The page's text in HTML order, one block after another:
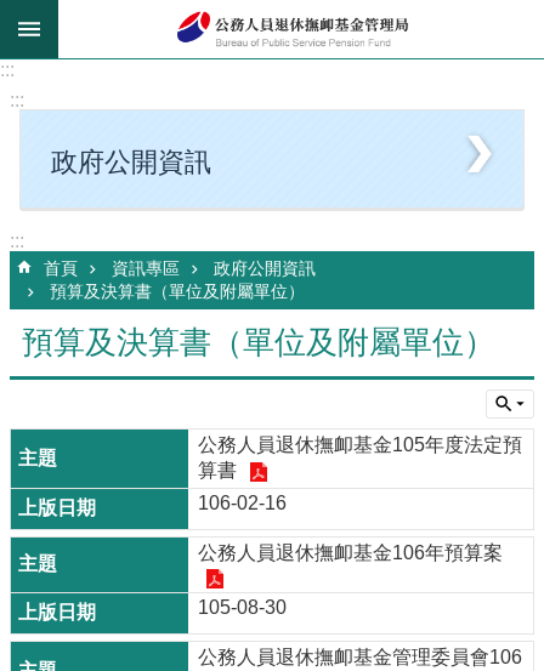
跳到主要內容區塊
:::
:::
政府公開資訊
:::
首頁 資訊專區
政府公開資訊
預算及決算書（單位及附屬單位）
預算及決算書（單位及附屬單位）
公務人員退休撫卹基金105年度法定預
算書
106-02-16
公務人員退休撫卹基金106年預算案
105-08-30
公務人員退休撫卹基金管理委員會106